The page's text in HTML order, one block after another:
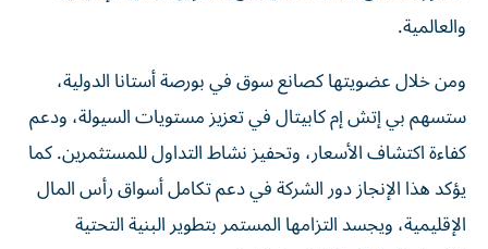
والعالمية.
ومن خلال عضويتها كصانع سوق في بورصة أستانا الدولية،
ستسهم بي إتش إم كابيتال في تعزيز مستويات السيولة، ودعم
كفاءة اكتشاف الأسعار، وتحفيز نشاط التداول للمستثمرين. كما
يؤكد هذا الإنجاز دور الشركة في دعم تكامل أسواق رأس المال
الإقليمية، ويجسد التزامها المستمر بتطوير البنية التحتية